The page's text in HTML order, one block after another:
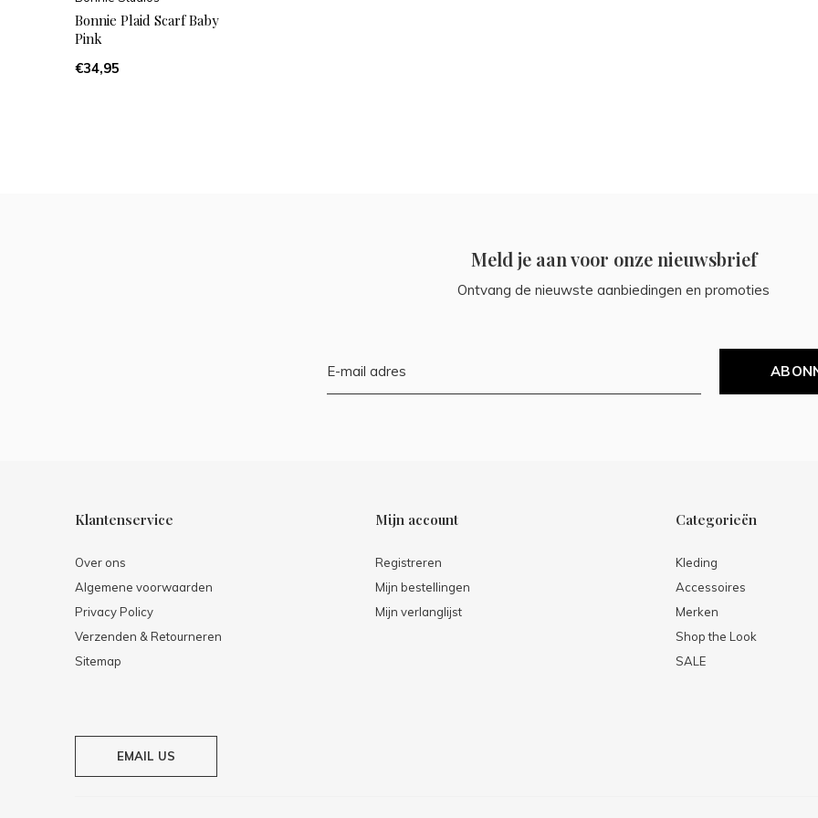
Bonnie Plaid Scarf Baby
Pink
€34,95
Meld je aan voor onze nieuwsbrief
Ontvang de nieuwste aanbiedingen en promoties
Klantenservice
Over ons
Algemene voorwaarden
Privacy Policy
Verzenden & Retourneren
Sitemap
Mijn account
Registreren
Mijn bestellingen
Mijn verlanglijst
Categorieën
Kleding
Accessoires
Merken
Shop the Look
SALE
EMAIL US